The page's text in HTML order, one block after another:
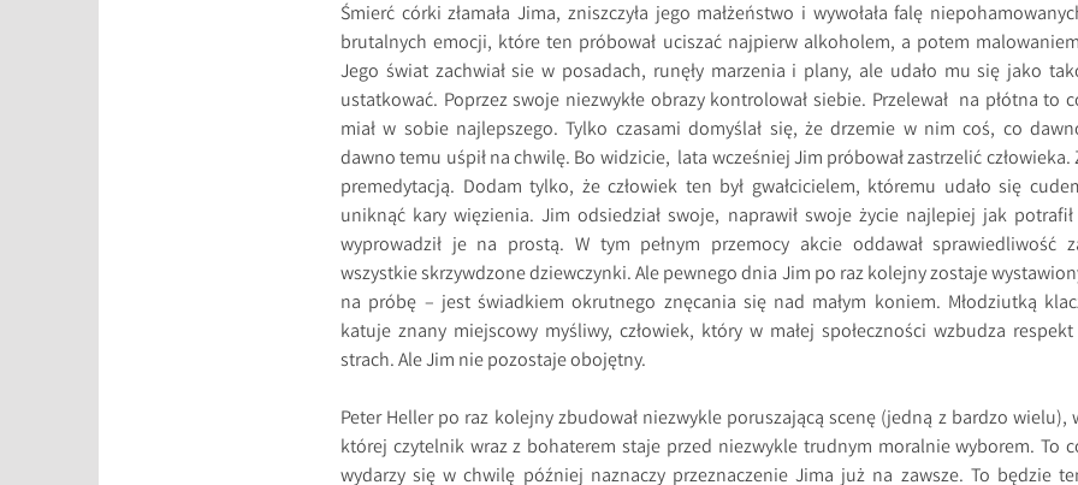
Śmierć córki złamała Jima, zniszczyła jego małżeństwo i wywołała falę
brutalnych emocji, które ten próbował uciszać najpierw alkoholem, a potem
Jego świat zachwiał sie w posadach, runęły marzenia i plany, ale udało mu się jako
ustatkować. Poprzez swoje niezwykłe obrazy kontrolował siebie. Przelewał na płótna to
miał w sobie najlepszego. Tylko czasami domyślał się, że drzemie w nim coś, co
dawno temu uśpił na chwilę. Bo widzicie, lata wcześniej Jim próbował zastrzelić człowieka.
premedytacją. Dodam tylko, że człowiek ten był gwałcicielem, któremu udało się
uniknąć kary więzienia. Jim odsiedział swoje, naprawił swoje życie najlepiej jak
wyprowadził je na prostą. W tym pełnym przemocy akcie oddawał sprawiedliwość
wszystkie skrzywdzone dziewczynki. Ale pewnego dnia Jim po raz kolejny zostaje
na próbę – jest świadkiem okrutnego znęcania się nad małym koniem. Młodziutką
katuje znany miejscowy myśliwy, człowiek, który w małej społeczności wzbudza
strach. Ale Jim nie pozostaje obojętny.
Peter Heller po raz kolejny zbudował niezwykle poruszającą scenę (jedną z bardzo wielu),
której czytelnik wraz z bohaterem staje przed niezwykle trudnym moralnie wyborem. To
wydarzy się w chwilę później naznaczy przeznaczenie Jima już na zawsze. To będzie